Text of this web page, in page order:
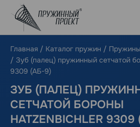
Главная / Каталог пружин / Пружины
/ Зуб (палец) пружинный сетчатой
9309 (АБ-9)
ЗУБ (ПАЛЕЦ)
СЕТЧАТОЙ БОРОНЫ
HATZENBICHLER